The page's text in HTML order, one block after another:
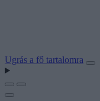
Ugrás a fő tartalomra